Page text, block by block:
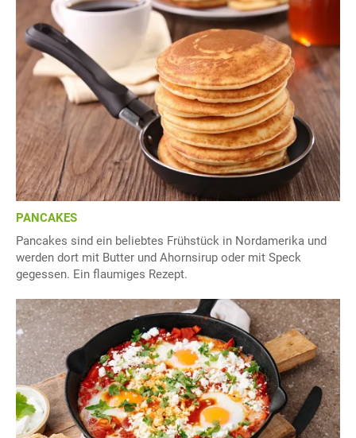
PANCAKES
Pancakes sind ein beliebtes Frühstück in Nordamerika und
werden dort mit Butter und Ahornsirup oder mit Speck
gegessen. Ein flaumiges Rezept.